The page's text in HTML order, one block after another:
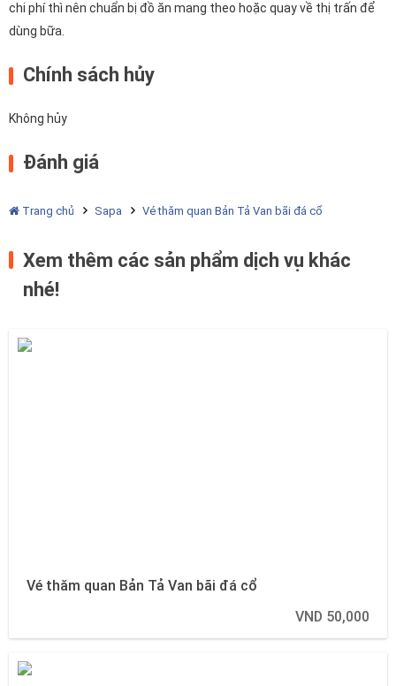
chi phí thì nên chuẩn bị đồ ăn mang theo hoặc quay về thị trấn để
dùng bữa.
Chính sách hủy
Không hủy
Đánh giá
Trang chủ Sapa Vé thăm quan Bản Tả Van bãi đá cổ
Xem thêm các sản phẩm dịch vụ khác
nhé!
Vé thăm quan Bản Tả Van bãi đá cổ
VND 50,000